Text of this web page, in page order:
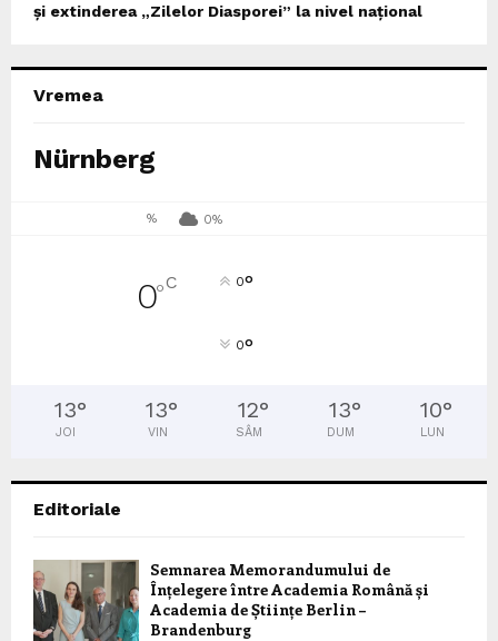
și extinderea „Zilelor Diasporei” la nivel național
Vremea
Nürnberg
% 0%
0°C 0°
0°
13°
JOI
13°
VIN
12°
SÂM
13°
DUM
10°
LUN
Editoriale
Semnarea Memorandumului de
Înțelegere între Academia Română și
Academia de Științe Berlin –
Brandenburg